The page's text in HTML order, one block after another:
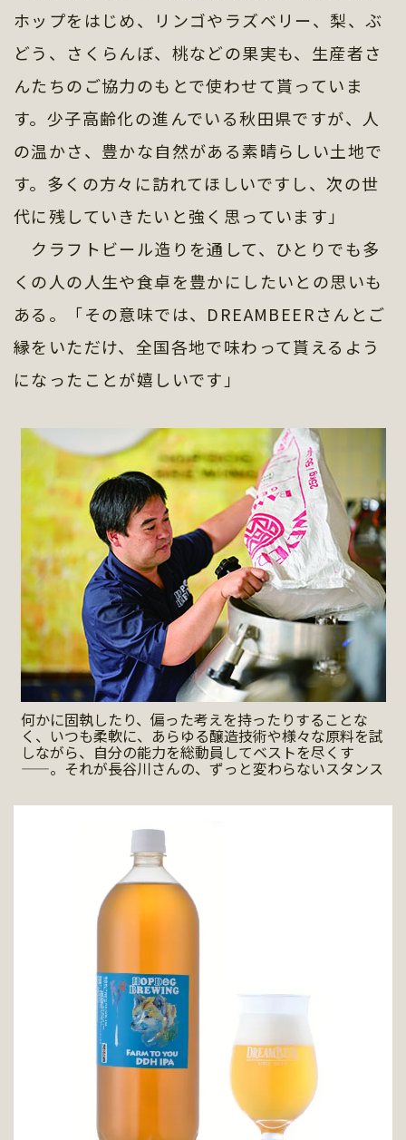
ホップをはじめ、リンゴやラズベリー、梨、ぶ
どう、さくらんぼ、桃などの果実も、生産者さ
んたちのご協力のもとで使わせて貰っていま
す。少子高齢化の進んでいる秋田県ですが、人
の温かさ、豊かな自然がある素晴らしい土地で
す。多くの方々に訪れてほしいですし、次の世
代に残していきたいと強く思っています」
クラフトビール造りを通して、ひとりでも多
くの人の人生や食卓を豊かにしたいとの思いも
ある。「その意味では、DREAMBEERさんとご
縁をいただけ、全国各地で味わって貰えるよう
になったことが嬉しいです」
何かに固執したり、偏った考えを持ったりすることな
く、いつも柔軟に、あらゆる醸造技術や様々な原料を試
しながら、自分の能力を総動員してベストを尽くす
――。それが長谷川さんの、ずっと変わらないスタンス